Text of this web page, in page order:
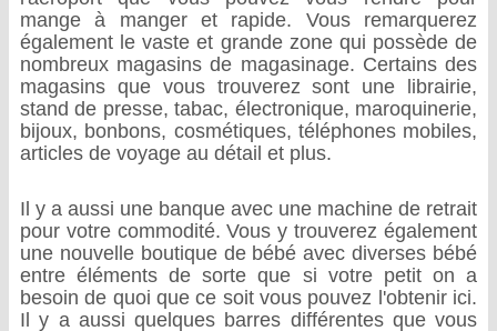
mange à manger et rapide. Vous remarquerez
également le vaste et grande zone qui possède de
nombreux magasins de magasinage. Certains des
magasins que vous trouverez sont une librairie,
stand de presse, tabac, électronique, maroquinerie,
bijoux, bonbons, cosmétiques, téléphones mobiles,
articles de voyage au détail et plus.
Il y a aussi une banque avec une machine de retrait
pour votre commodité. Vous y trouverez également
une nouvelle boutique de bébé avec diverses bébé
entre éléments de sorte que si votre petit on a
besoin de quoi que ce soit vous pouvez l'obtenir ici.
Il y a aussi quelques barres différentes que vous